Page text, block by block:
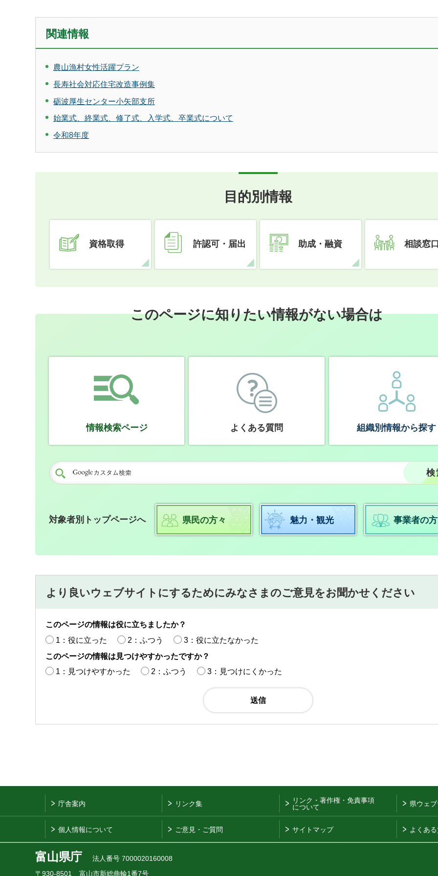
関連情報
農山漁村女性活躍プラン
長寿社会対応住宅改造事例集
砺波厚生センター小矢部支所
始業式、終業式、修了式、入学式、卒業式について
令和8年度
目的別情報
資格取得 許認可・届出 助成・融資 相談窓
このページに知りたい情報がない場合は
情報検索ページ よくある質問 組織別情報から探す
対象者別トップページへ 県民の方々 魅力・観光 事業者の
より良いウェブサイトにするためにみなさまのご意見をお聞かせください
このページの情報は役に立ちましたか？
1：役に立った
2：ふつう
3：役に立たなかった
このページの情報は見つけやすかったですか？
1：見つけやすかった
2：ふつう 3：見つけにくかった
庁舎案内 リンク集
リンク・著作権・免責事項
について
県ウェ
個人情報について ご意見・ご質問 サイトマップ よくあ
富山県庁
法人番号 7000020160008
〒930-8501
富山市新総曲輪1番7号